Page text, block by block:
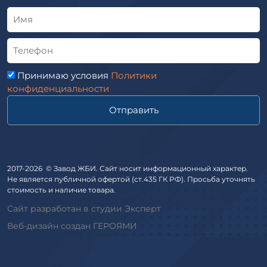
Приставки железобетонные (пасынки) Серия 3.407-57 и
ГОСТ 14295-75
Лестничные марши
Автопавильоны
Анкера железобетонные
Балки железобетонные
Блоки железобетонные
Кабины санитарно-технические
Капители колонн
Альбом
Принимаю условия Политики
конфиденциальности
Отправить
2017-2026 © Завод ЖБИ. Сайт носит информационный характер.
Не является публичной офертой (ст.435 ГК РФ). Просьба уточнять
стоимость и наличие товара.
Сайт разработан в студии Эксперт
Веб-дизайн создан ГЕРОЯМИ